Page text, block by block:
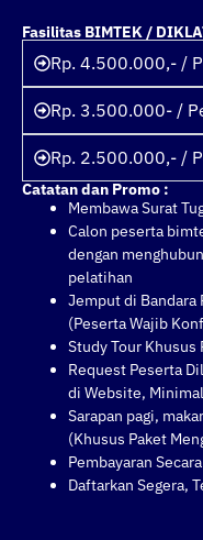
Fasilitas BIMTEK /
Rp. 4.500.000,- /
Rp. 3.500.000- /
Rp. 2.500.000,- /
Catatan dan Promo :
Membawa Surat
Calon peserta
dengan
pelatihan
Jemput di Bandara
(Peserta Wajib
Study Tour Khusus
Request Peserta
di Website,
Sarapan pagi,
(Khusus Paket
Pembayaran
Daftarkan Segera,